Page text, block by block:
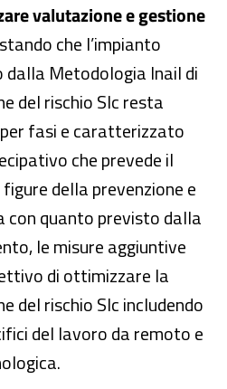
valutazione e gestione
che l’impianto
Metodologia Inail di
del rischio Slc resta
fasi e caratterizzato
che prevede il
della prevenzione e
con quanto previsto dalla
le misure aggiuntive
di ottimizzare la
del rischio Slc includendo
del lavoro da remoto e